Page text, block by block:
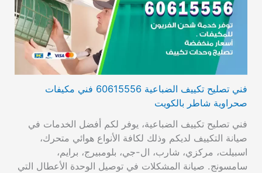
فني تصليح تكييف الضباعية 60615556 فني مكيفات
صحراوية شاطر بالكويت
فني تصليح تكييف الضباعية، يوفر لكم أفضل الخدمات في
صيانة التكييف لديكم وذلك لكافة الأنواع هوائي متحرك،
اسبيلت، مركزي، شارب، ال-جي، بلومبيرج، برايم،
سامسونج. صيانة المشكلات في توصيل الوحدة الأعطال التي